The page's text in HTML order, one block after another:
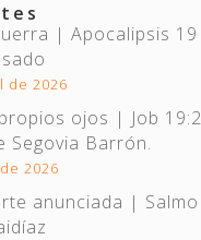
| Apocalipsis 19
de 2026
ojos | Job
Segovia Barrón.
2026
anunciada |